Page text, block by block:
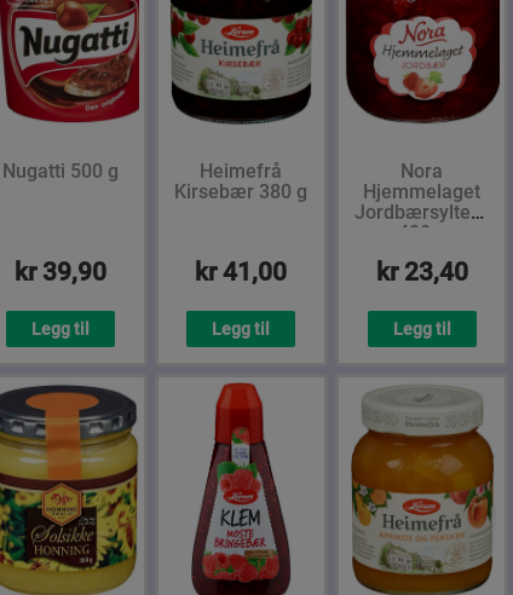
Nugatti 500 g
kr 39,90
Legg til
Heimefrå
Kirsebær 380 g
kr 41,00
Legg til
Nora
Hjemmelaget
Jordbærsyltetøy
400 g
kr 23,40
Legg til